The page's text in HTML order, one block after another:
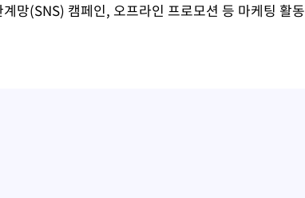
망(SNS) 캠페인, 오프라인 프로모션 등 마케팅 활동